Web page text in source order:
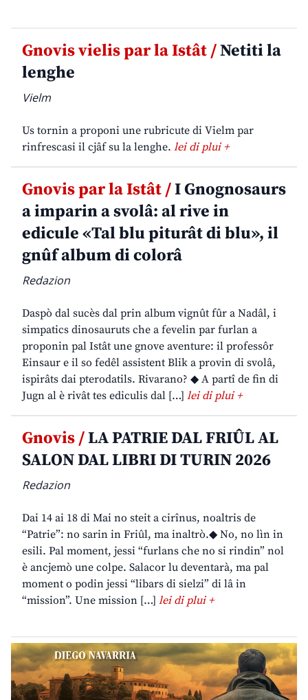
Gnovis vielis par la Istât /Netiti la
lenghe
Vielm
Us tornin a proponi une rubricute di Vielm par
rinfrescasi il cjâf su la lenghe. lei di plui +
Gnovis par la Istât /I Gnognosaurs
a imparin a svolâ: al rive in
edicule «Tal blu piturât di blu», il
gnûf album di colorâ
Redazion
Daspò dal sucès dal prin album vignût fûr a Nadâl, i
simpatics dinosauruts che a fevelin par furlan a
proponin pal Istât une gnove aventure: il professôr
Einsaur e il so fedêl assistent Blik a provin di svolâ,
ispirâts dai pterodatils. Rivarano? ◆ A partî de fin di
Jugn al è rivât tes ediculis dal […] lei di plui +
Gnovis /LA PATRIE DAL FRIÛL AL
SALON DAL LIBRI DI TURIN 2026
Redazion
Dai 14 ai 18 di Mai no steit a cirînus, noaltris de
“Patrie”: no sarin in Friûl, ma inaltrò.◆ No, no lìn in
esili. Pal moment, jessi “furlans che no si rindin” nol
è ancjemò une colpe. Salacor lu deventarà, ma pal
moment o podin jessi “libars di sielzi” di lâ in
“mission”. Une mission […] lei di plui +